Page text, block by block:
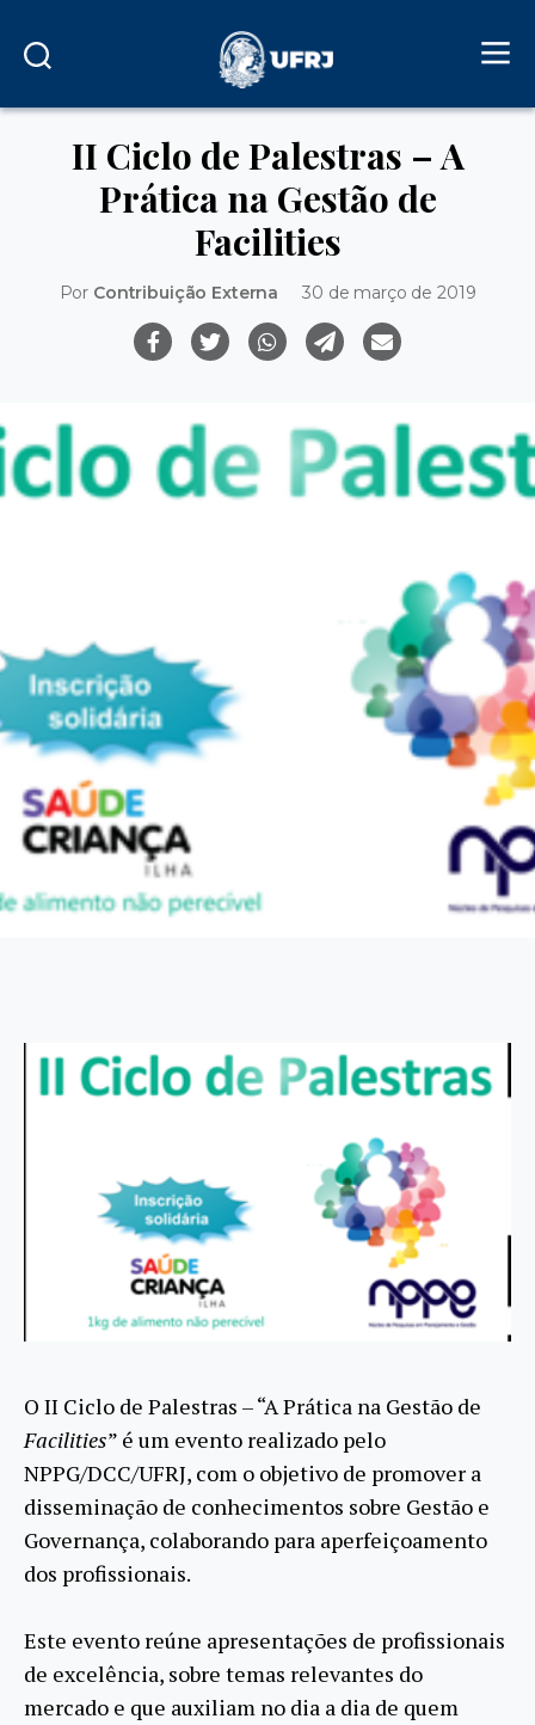
II Ciclo de Palestras – A
Prática na Gestão de
Facilities
Por Contribuição Externa 30 de março de 2019
O II Ciclo de Palestras – “A Prática na Gestão de
Facilities” é um evento realizado pelo
NPPG/DCC/UFRJ, com o objetivo de promover a
disseminação de conhecimentos sobre Gestão e
Governança, colaborando para aperfeiçoamento
dos profissionais.
Este evento reúne apresentações de profissionais
de excelência, sobre temas relevantes do
mercado e que auxiliam no dia a dia de quem